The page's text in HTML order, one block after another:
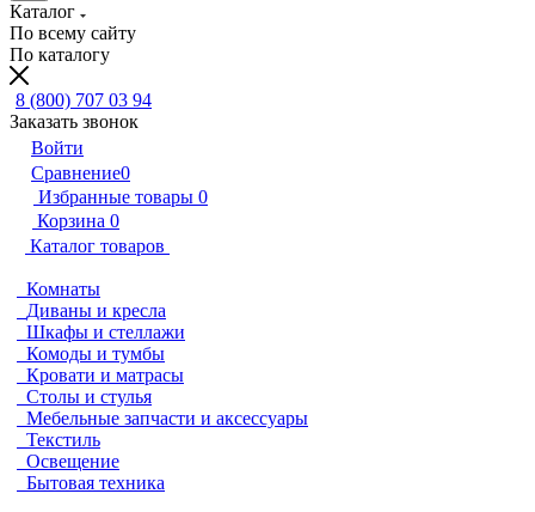
Каталог
По всему сайту
По каталогу
8 (800) 707 03 94
Заказать звонок
Войти
Сравнение0
Избранные товары 0
Корзина 0
Каталог товаров
Комнаты
Диваны и кресла
Шкафы и стеллажи
Комоды и тумбы
Кровати и матрасы
Столы и стулья
Мебельные запчасти и аксессуары
Текстиль
Освещение
Бытовая техника